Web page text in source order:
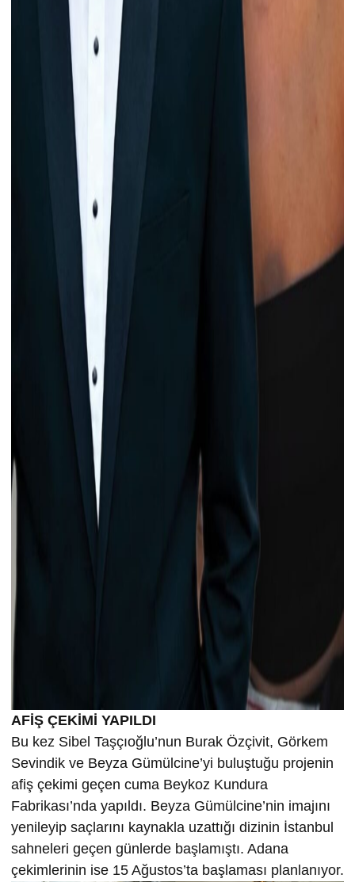
AFİŞ ÇEKİMİ YAPILDI
Bu kez Sibel Taşçıoğlu’nun Burak Özçivit, Görkem
Sevindik ve Beyza Gümülcine’yi buluştuğu projenin
afiş çekimi geçen cuma Beykoz Kundura
Fabrikası’nda yapıldı. Beyza Gümülcine’nin imajını
yenileyip saçlarını kaynakla uzattığı dizinin İstanbul
sahneleri geçen günlerde başlamıştı. Adana
çekimlerinin ise 15 Ağustos’ta başlaması planlanıyor.